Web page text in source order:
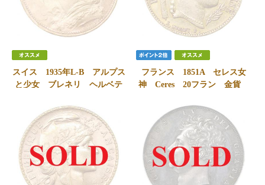
スイス 1935年L-B アルプス
と少女 ブレネリ ヘルベテ
ミントUNC 未使用
SOLD
フランス 1851A セレス女
神 Ceres 20フラン 金貨
SOLD